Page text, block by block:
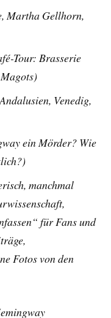
Martha Gellhorn,
Tour: Brasserie
Venedig,
ein Mörder? Wie
manchmal
für Fans und
Fotos von den